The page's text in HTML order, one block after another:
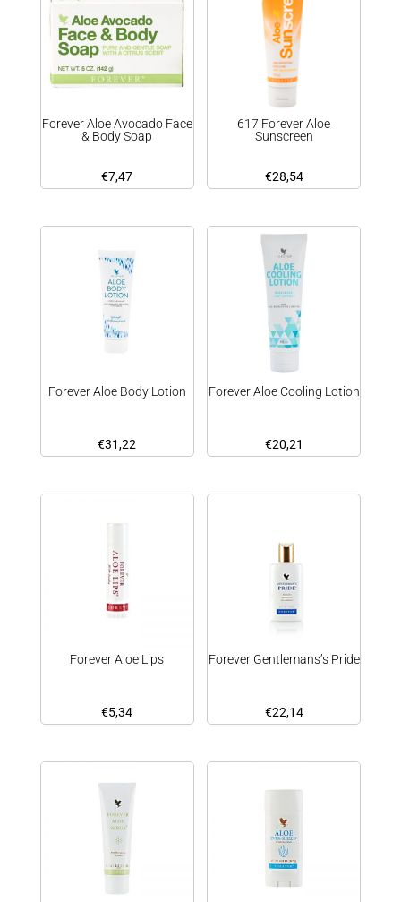
Forever Aloe Avocado Face
& Body Soap
€7,47
617 Forever Aloe
Sunscreen
€28,54
Forever Aloe Body Lotion
€31,22
Forever Aloe Cooling Lotion
€20,21
Forever Aloe Lips
€5,34
Forever Gentlemans’s Pride
€22,14